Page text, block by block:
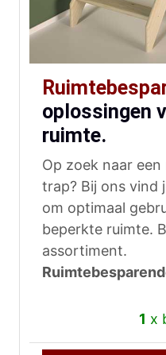
oplossingen
ruimte.
Op zoek naar
trap? Bij ons vind
om optimaal
beperkte ruimte.
assortiment.
1 x